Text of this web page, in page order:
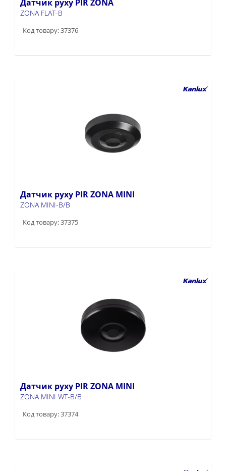
Датчик руху PIR ZONA
ZONA FLAT-B
Код товару: 37376
Датчик руху PIR ZONA MINI
ZONA MINI-B/B
Код товару: 37375
Датчик руху PIR ZONA MINI
ZONA MINI WT-B/B
Код товару: 37374